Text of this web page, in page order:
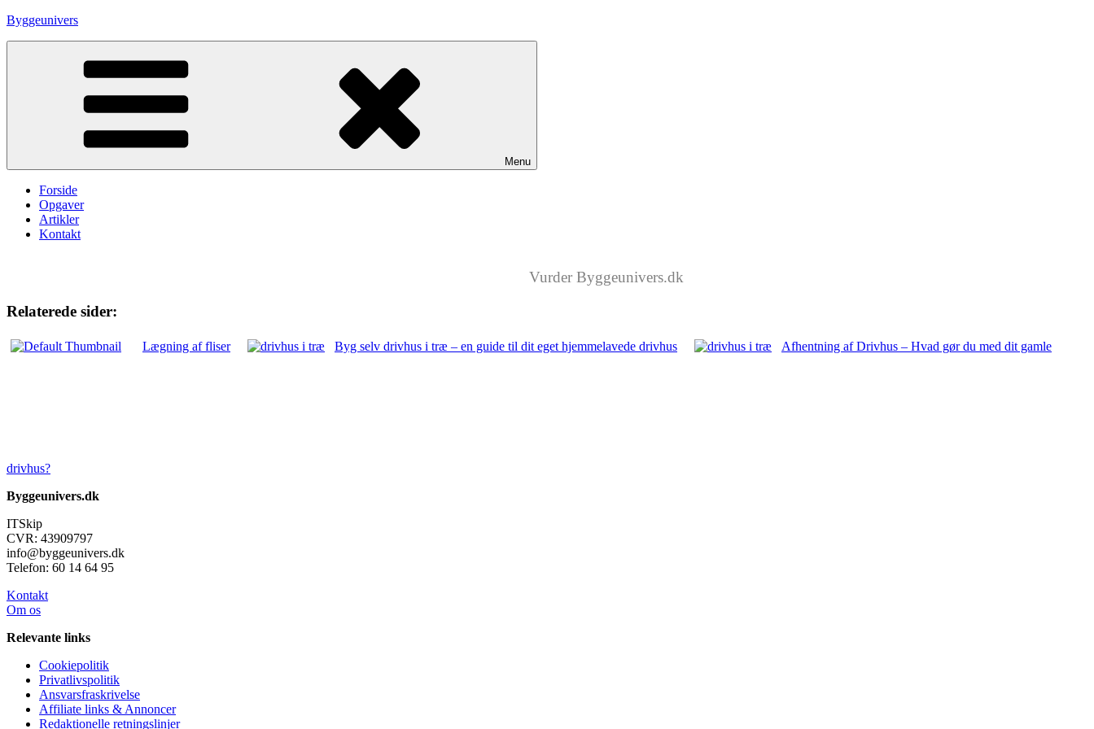
Skip
Byggeunivers
Menu
Forside
Opgaver
Artikler
Kontakt
Vurder Byggeunivers.dk
Relaterede sider:
Lægning af fliser Byg selv drivhus i træ – en guide til dit eget hjemmelavede drivhus Afhentning af Drivhus – Hvad gør du med dit gamle
drivhus?
Byggeunivers.dk
ITSkip
CVR: 43909797
info@byggeunivers.dk
Telefon: 60 14 64 95
Kontakt
Om os
Relevante links
Cookiepolitik
Privatlivspolitik
Ansvarsfraskrivelse
Affiliate links & Annoncer
Redaktionelle retningslinjer